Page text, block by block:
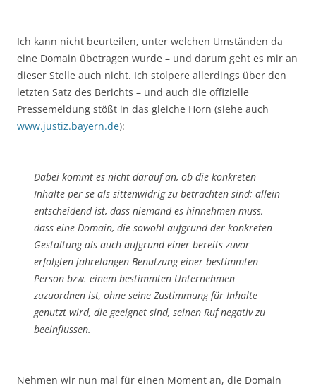
Ich kann nicht beurteilen, unter welchen Umständen da
eine Domain übetragen wurde – und darum geht es mir an
dieser Stelle auch nicht. Ich stolpere allerdings über den
letzten Satz des Berichts – und auch die offizielle
Pressemeldung stößt in das gleiche Horn (siehe auch
www.justiz.bayern.de):
Dabei kommt es nicht darauf an, ob die konkreten
Inhalte per se als sittenwidrig zu betrachten sind; allein
entscheidend ist, dass niemand es hinnehmen muss,
dass eine Domain, die sowohl aufgrund der konkreten
Gestaltung als auch aufgrund einer bereits zuvor
erfolgten jahrelangen Benutzung einer bestimmten
Person bzw. einem bestimmten Unternehmen
zuzuordnen ist, ohne seine Zustimmung für Inhalte
genutzt wird, die geeignet sind, seinen Ruf negativ zu
beeinflussen.
Nehmen wir nun mal für einen Moment an, die Domain